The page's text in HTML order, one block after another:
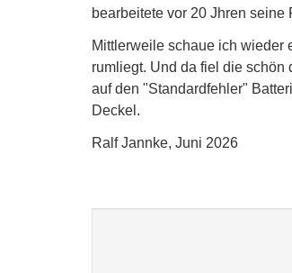
bearbeitete vor 20 Jhren seine
Mittlerweile schaue ich wieder
rumliegt. Und da fiel die
auf den "Standardfehler"
Deckel.
Ralf Jannke, Juni 2026